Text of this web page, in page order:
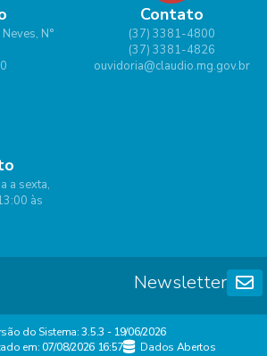
N°
Contato
(37) 3381-4800
(37) 3381-4826
ouvidoria@claudio.mg.gov.br
a sexta,
às
Newsletter
do Sistema:3.5.3 - 19/06/2026
em:07/08/2026 16:57 Dados Abertos